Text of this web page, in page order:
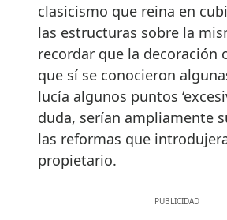
clasicismo que reina en
las estructuras sobre la
recordar que la decoración
que sí se conocieron
lucía algunos puntos
duda, serían ampliamente
las reformas que
propietario.